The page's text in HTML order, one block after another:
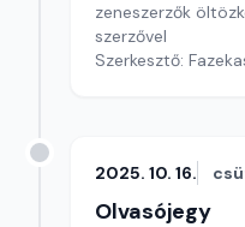
zeneszerzők
szerzővel
Szerkesztő:
2025. 10. 16.
Olvasójegy